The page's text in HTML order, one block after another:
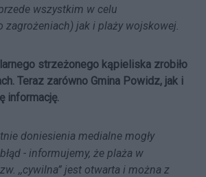
wszystkim w celu
zagrożeniach) jak i plaży wojskowej.
strzeżonego kąpieliska zrobiło
Teraz zarówno Gmina Powidz, jak i
informację.
doniesienia medialne mogły
- informujemy, że plaża w
,,cywilna” jest otwarta i można z